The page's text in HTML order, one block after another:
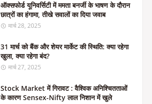
ऑक्सफोर्ड यूनिवर्सिटी में ममता बनर्जी के भाषण के दौरान
छात्रों का हंगामा, तीखे सवालों का दिया जवाब
मार्च 28, 2025
31 मार्च को बैंक और शेयर मार्केट की स्थिति: क्या रहेगा
खुला, क्या रहेगा बंद?
मार्च 27, 2025
Stock Market में गिरावट : वैश्विक अनिश्चितताओं
के कारण Sensex-Nifty लाल निशान में खुले